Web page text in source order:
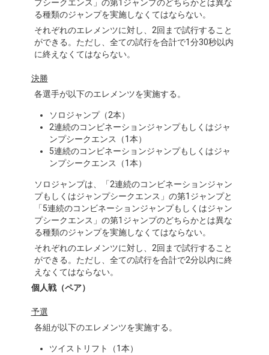
プシークエンス」の第1ジャンプのどちらかとは異な
る種類のジャンプを実施しなくてはならない。
それぞれのエレメンツに対し、2回まで試行すること
ができる。ただし、全ての試行を合計で1分30秒以内
に終えなくてはならない。
決勝
各選手が以下のエレメンツを実施する。
ソロジャンプ（2本）
2連続のコンビネーションジャンプもしくはジャ
ンプシークエンス（1本）
5連続のコンビネーションジャンプもしくはジャ
ンプシークエンス（1本）
ソロジャンプは、「2連続のコンビネーションジャン
プもしくはジャンプシークエンス」の第1ジャンプと
「5連続のコンビネーションジャンプもしくはジャン
プシークエンス」の第1ジャンプのどちらかとは異な
る種類のジャンプを実施しなくてはならない。
それぞれのエレメンツに対し、2回まで試行すること
ができる。ただし、全ての試行を合計で2分以内に終
えなくてはならない。
個人戦（ペア）
予選
各組が以下のエレメンツを実施する。
ツイストリフト（1本）